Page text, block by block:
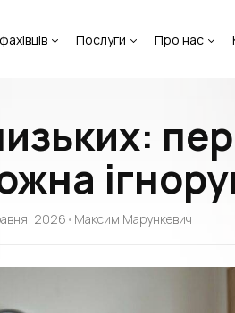
Послуги Про нас
2026 • Максим Марункевич